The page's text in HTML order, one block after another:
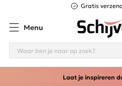
Gratis
Menu
Laat je inspireren